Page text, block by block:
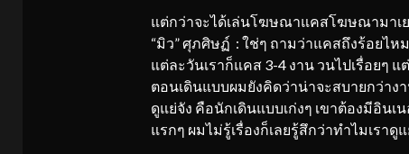
แต่กว่าจะได้เล่นโฆษณาแคสโฆษณามาเ
“มิว” ศุภศิษฏ์ : ใช่ๆ ถามว่าแคสถึงร้อยไห
แต่ละวันเราก็แคส 3-4 งาน วนไปเรื่อยๆ
ตอนเดินแบบผมยังคิดว่าน่าจะสบายกว่างา
ดูแย่จัง คือนักเดินแบบเก่งๆ เขาต้องมีอินเ
แรกๆ ผมไม่รู้เรื่องก็เลยรู้สึกว่าทำไมเราดูแ